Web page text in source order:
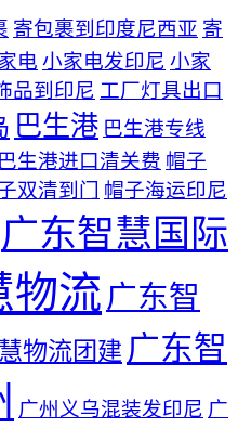
寄包裹到印度尼西亚 寄
电 小家电发印尼 小家
品到印尼 工厂灯具出口
巴生港 巴生港专线
巴生港进口清关费 帽子
双清到门 帽子海运印尼
广东智慧国际
物流 广东智
物流团建 广东智
广州义乌混装发印尼 广